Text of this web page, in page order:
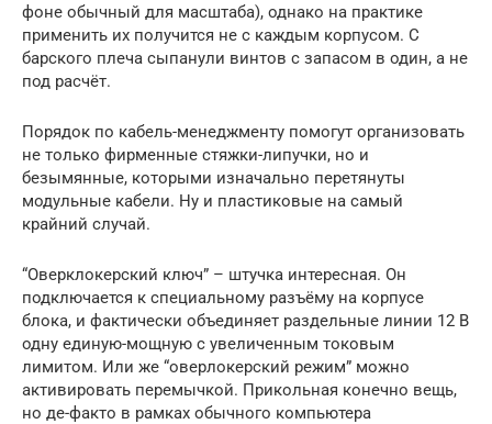
фоне обычный для масштаба), однако на практике
применить их получится не с каждым корпусом. С
барского плеча сыпанули винтов с запасом в один, а не
под расчёт.
Порядок по кабель-менеджменту помогут организовать
не только фирменные стяжки-липучки, но и
безымянные, которыми изначально перетянуты
модульные кабели. Ну и пластиковые на самый
крайний случай.
“Оверклокерский ключ” – штучка интересная. Он
подключается к специальному разъёму на корпусе
блока, и фактически объединяет раздельные линии 12 В
одну единую-мощную с увеличенным токовым
лимитом. Или же “оверлокерский режим” можно
активировать перемычкой. Прикольная конечно вещь,
но де-факто в рамках обычного компьютера